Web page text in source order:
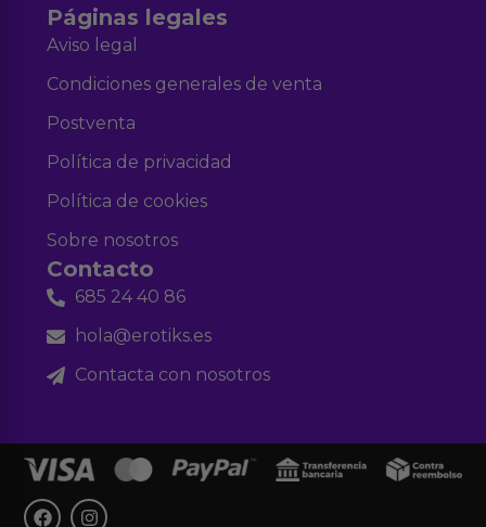
Páginas legales
Aviso legal
Condiciones generales de venta
Postventa
Política de privacidad
Política de cookies
Sobre nosotros
Contacto
685 24 40 86
hola@erotiks.es
Contacta con nosotros
F
I